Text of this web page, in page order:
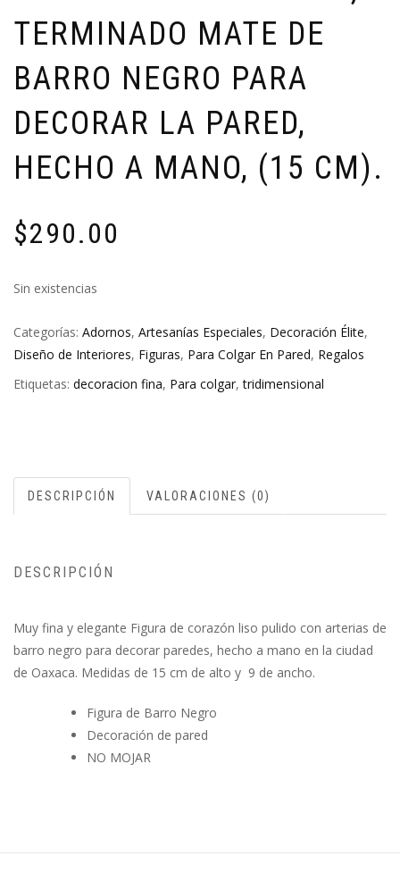
TERMINADO MATE DE
BARRO NEGRO PARA
DECORAR LA PARED,
HECHO A MANO, (15 CM).
$290.00
Sin existencias
Categorías: Adornos, Artesanías Especiales, Decoración Élite,
Diseño de Interiores, Figuras, Para Colgar En Pared, Regalos
Etiquetas: decoracion fina, Para colgar,tridimensional
DESCRIPCIÓN VALORACIONES (0)
DESCRIPCIÓN
Muy fina y elegante Figura de corazón liso pulido con arterias de
barro negro para decorar paredes, hecho a mano en la ciudad
de Oaxaca. Medidas de 15 cm de alto y 9 de ancho.
Figura de Barro Negro
Decoración de pared
NO MOJAR